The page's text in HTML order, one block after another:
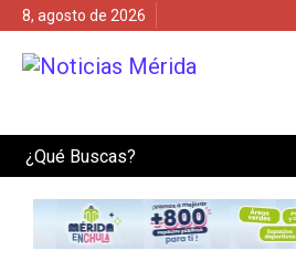
8, agosto de 2026
Search